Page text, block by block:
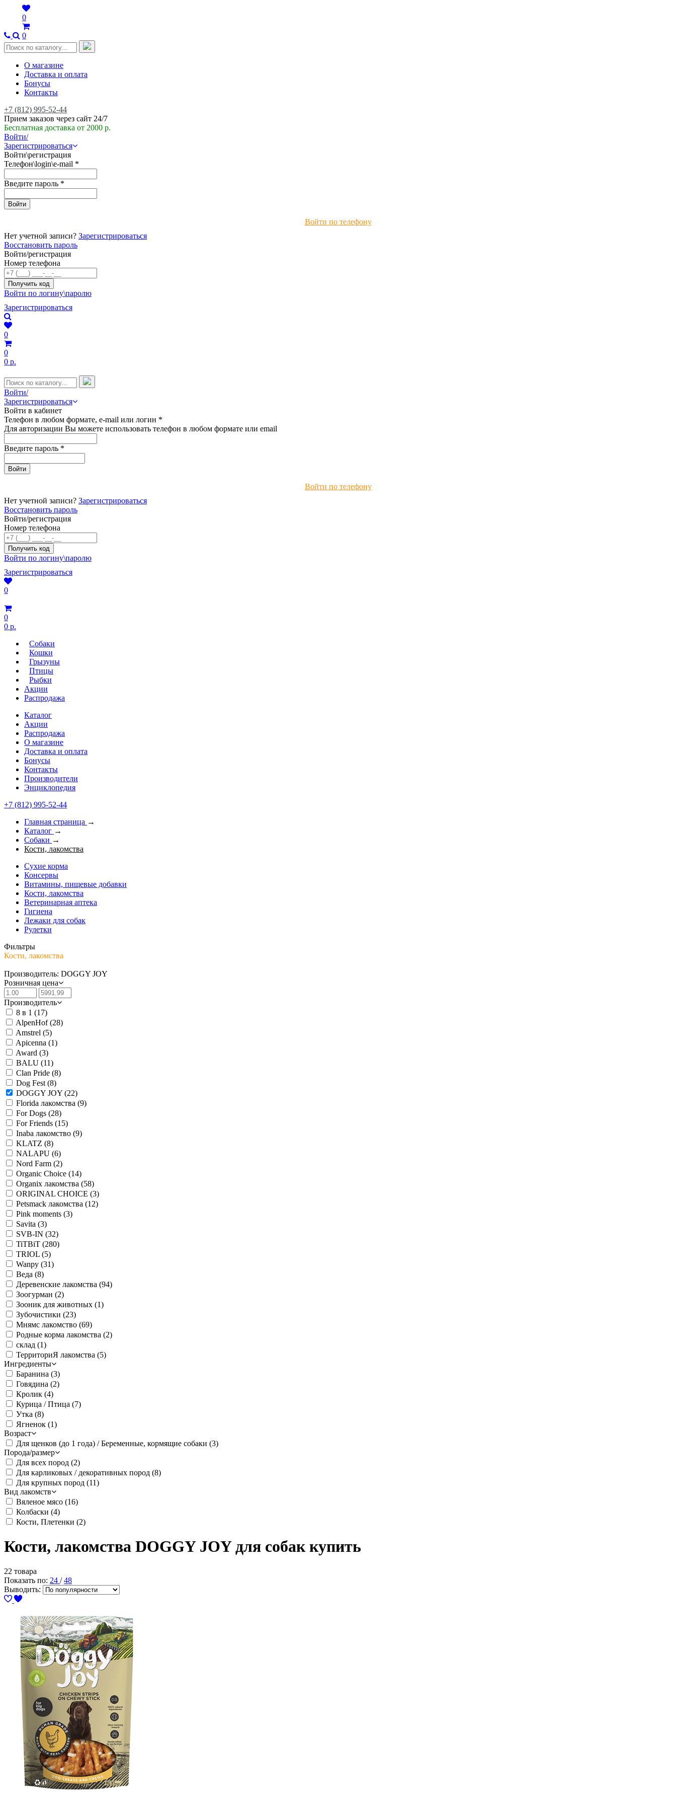
0
0
О магазине
Доставка и оплата
Бонусы
Контакты
+7 (812) 995-52-44
Прием заказов через сайт 24/7
Бесплатная доставка от 2000 р.
Войти/
Зарегистрироваться
Войти\регистрация
Телефон\login\e-mail *
Введите пароль *
Войти по телефону
Нет учетной записи? Зарегистрироваться
Восстановить пароль
Войти/регистрация
Номер телефона
Войти по логину\паролю
Зарегистрироваться
0
0
0 р.
Войти/
Зарегистрироваться
Войти в кабинет
Телефон в любом формате, e-mail или логин *
Для авторизации Вы можете использовать телефон в любом формате или email
Введите пароль *
Войти по телефону
Нет учетной записи? Зарегистрироваться
Восстановить пароль
Войти/регистрация
Номер телефона
Войти по логину\паролю
Зарегистрироваться
0
0
0 р.
Собаки
Кошки
Грызуны
Птицы
Рыбки
Акции
Распродажа
Каталог
Акции
Распродажа
О магазине
Доставка и оплата
Бонусы
Контакты
Производители
Энциклопедия
+7 (812) 995-52-44
Главная страница →
Каталог →
Собаки →
Кости, лакомства
Сухие корма
Консервы
Витамины, пищевые добавки
Кости, лакомства
Ветеринарная аптека
Гигиена
Лежаки для собак
Рулетки
Фильтры
Кости, лакомства
Производитель: DOGGY JOY
Розничная цена
Производитель
8 в 1 (17)
AlpenHof(28)
Amstrel (5)
Apicenna (1)
Award (3)
BALU (11)
Clan Pride (8)
Dog Fest (8)
DOGGY JOY (22)
Florida лакомства (9)
For Dogs (28)
For Friends (15)
Inaba лакомство (9)
KLATZ (8)
NALAPU (6)
Nord Farm (2)
Organic Сhoice (14)
Organix лакомства (58)
ORIGINAL CHOICE (3)
Petsmack лакомства (12)
Pink moments (3)
Savita (3)
SVB-IN (32)
TiTBiT (280)
TRIOL (5)
Wanpy (31)
Веда (8)
Деревенские лакомства (94)
Зоогурман (2)
Зооник для животных (1)
Зубочистики (23)
Мнямс лакомство (69)
Родные корма лакомства (2)
склад (1)
ТерриториЯ лакомства (5)
Ингредиенты
Баранина (3)
Говядина (2)
Кролик (4)
Курица / Птица (7)
Утка (8)
Ягненок (1)
Возраст
Для щенков (до 1 года) / Беременные, кормящие собаки (3)
Порода/размер
Для всех пород (2)
Для карликовых / декоративных пород (8)
Для крупных пород (11)
Вид лакомств
Вяленое мясо (16)
Колбаски (4)
Кости, Плетенки (2)
Кости, лакомства DOGGY JOY для собак купить
22 товара
Показать по: 24 /48
Выводить: